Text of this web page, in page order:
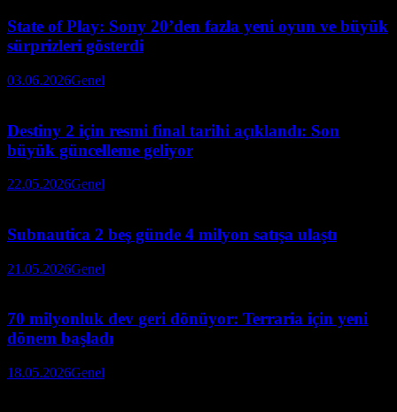
State of Play: Sony 20’den fazla yeni oyun ve büyük
sürprizleri gösterdi
03.06.2026Genel
Destiny 2 için resmi final tarihi açıklandı: Son
büyük güncelleme geliyor
22.05.2026Genel
Subnautica 2 beş günde 4 milyon satışa ulaştı
21.05.2026Genel
70 milyonluk dev geri dönüyor: Terraria için yeni
dönem başladı
18.05.2026Genel